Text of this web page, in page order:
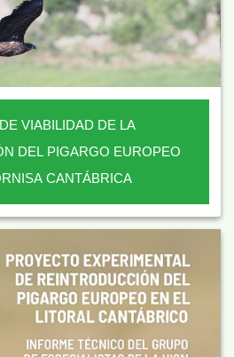
VIABILIDAD DE LA
DEL PIGARGO EUROPEO
CANTÁBRICA